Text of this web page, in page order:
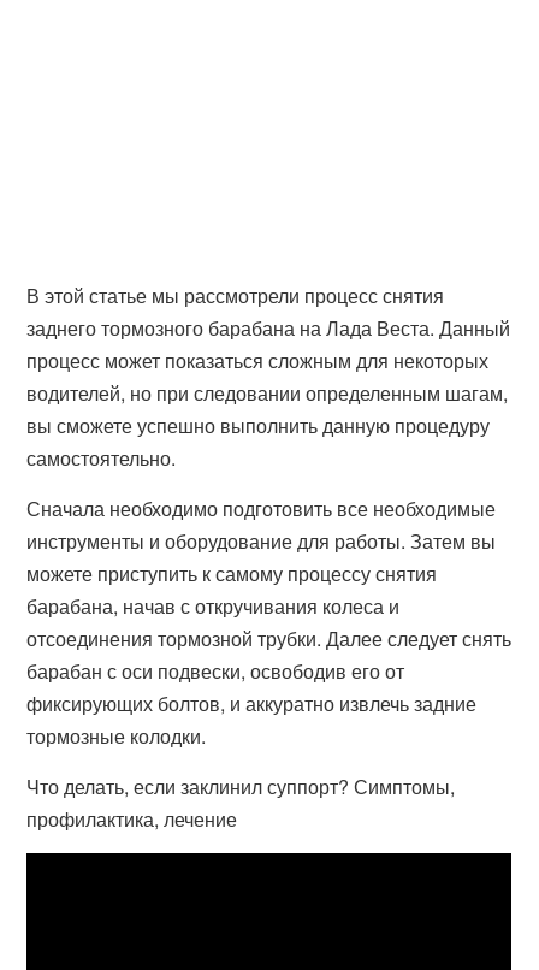
В этой статье мы рассмотрели процесс снятия
заднего тормозного барабана на Лада Веста. Данный
процесс может показаться сложным для некоторых
водителей, но при следовании определенным шагам,
вы сможете успешно выполнить данную процедуру
самостоятельно.
Сначала необходимо подготовить все необходимые
инструменты и оборудование для работы. Затем вы
можете приступить к самому процессу снятия
барабана, начав с откручивания колеса и
отсоединения тормозной трубки. Далее следует снять
барабан с оси подвески, освободив его от
фиксирующих болтов, и аккуратно извлечь задние
тормозные колодки.
Что делать, если заклинил суппорт? Симптомы,
профилактика, лечение